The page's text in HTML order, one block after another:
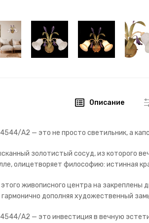
Описание
4544/А2 — это не просто светильник, а
золотистый сосуд, из которого
олицетворяет философию: истинная
живописного центра на
дополняя художественный
4544/А2 — это инвестиция в вечную